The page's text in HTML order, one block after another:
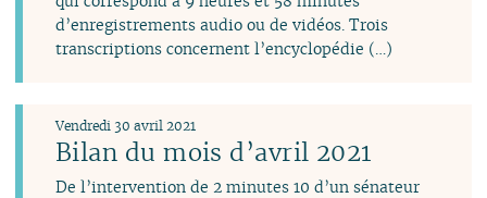
d’enregistrements audio ou de vidéos. Trois
transcriptions concernent l’encyclopédie (…)
Bilan du mois d’avril 2021
Vendredi 30 avril 2021
De l’intervention de 2 minutes 10 d’un sénateur